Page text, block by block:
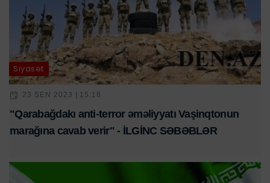
Siyasət
23 SEN 2023 | 15:18
"Qarabağdakı anti-terror əməliyyatı Vaşinqtonun
marağına cavab verir" - İLGİNC SƏBƏBLƏR